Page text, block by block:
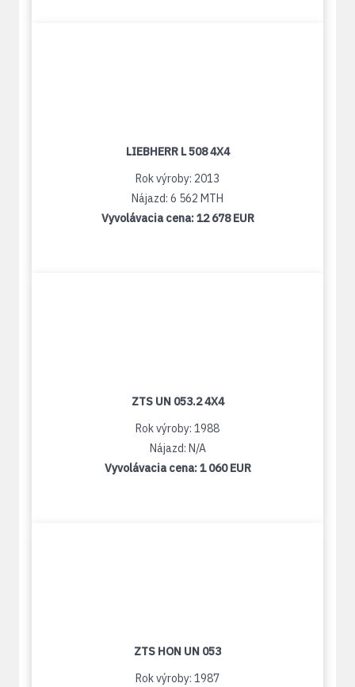
LIEBHERR L 508 4X4
Rok výroby: 2013
Nájazd: 6 562 MTH
Vyvolávacia cena:12 678 EUR
ZTS UN 053.2 4X4
Rok výroby: 1988
Nájazd: N/A
Vyvolávacia cena:1 060 EUR
ZTS HON UN 053
Rok výroby: 1987